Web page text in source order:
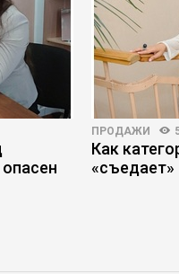
ПРОДАЖИ
Как